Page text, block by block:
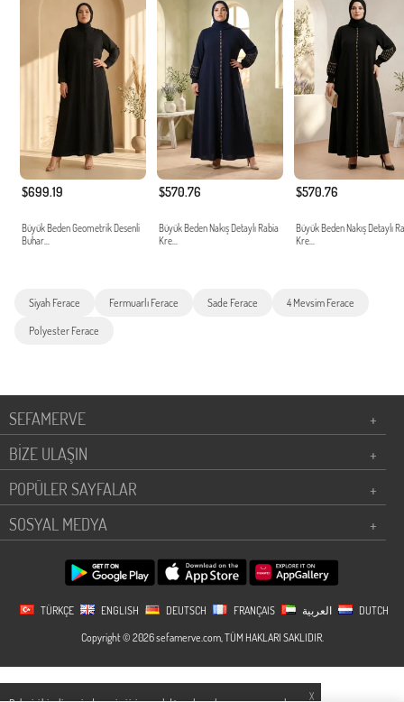
X
$699.19
Büyük Beden Geometrik Desenli
Buhar...
$570.76
Büyük Beden Nakış Detaylı Rabia
Kre...
$570.76
Büyük Beden Nakış Detaylı
Kre...
Siyah Ferace Fermuarlı Ferace Sade Ferace 4 Mevsim Ferace
Polyester Ferace
SEFAMERVE
+
BİZE ULAŞIN
+
POPÜLER SAYFALAR
+
SOSYAL MEDYA
+
TÜRKÇE ENGLISH DEUTSCH FRANÇAIS
DUTCH
Copyright © 2026 sefamerve.com, TÜM HAKLARI SAKLIDIR.